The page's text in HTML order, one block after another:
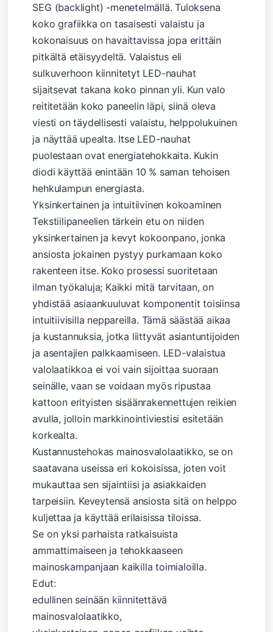
SEG (backlight) -menetelmällä. Tuloksena
koko grafiikka on tasaisesti valaistu ja
kokonaisuus on havaittavissa jopa erittäin
pitkältä etäisyydeltä. Valaistus eli
sulkuverhoon kiinnitetyt LED-nauhat
sijaitsevat takana koko pinnan yli. Kun valo
reititetään koko paneelin läpi, siinä oleva
viesti on täydellisesti valaistu, helppolukuinen
ja näyttää upealta. Itse LED-nauhat
puolestaan ​​ovat energiatehokkaita. Kukin
diodi käyttää enintään 10 % saman tehoisen
hehkulampun energiasta.
Yksinkertainen ja intuitiivinen kokoaminen
Tekstiilipaneelien tärkein etu on niiden
yksinkertainen ja kevyt kokoonpano, jonka
ansiosta jokainen pystyy purkamaan koko
rakenteen itse. Koko prosessi suoritetaan
ilman työkaluja; Kaikki mitä tarvitaan, on
yhdistää asiaankuuluvat komponentit toisiinsa
intuitiivisilla neppareilla. Tämä säästää aikaa
ja kustannuksia, jotka liittyvät asiantuntijoiden
ja asentajien palkkaamiseen. LED-valaistua
valolaatikkoa ei voi vain sijoittaa suoraan
seinälle, vaan se voidaan myös ripustaa
kattoon erityisten sisäänrakennettujen reikien
avulla, jolloin markkinointiviestisi esitetään
korkealta.
Kustannustehokas mainosvalolaatikko, se on
saatavana useissa eri kokoisissa, joten voit
mukauttaa sen sijaintiisi ja asiakkaiden
tarpeisiin. Keveytensä ansiosta sitä on helppo
kuljettaa ja käyttää erilaisissa tiloissa.
Se on yksi parhaista ratkaisuista
ammattimaiseen ja tehokkaaseen
mainoskampanjaan kaikilla toimialoilla.
Edut:
edullinen seinään kiinnitettävä
mainosvalolaatikko,